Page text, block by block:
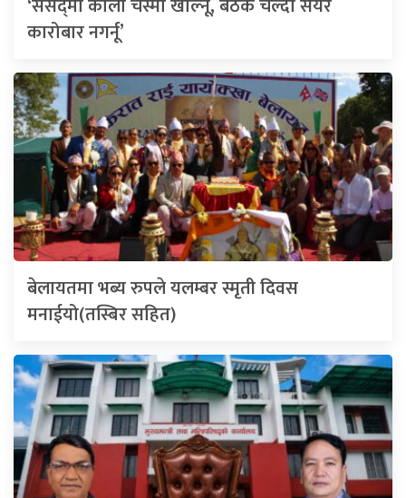
कारोबार नगर्नू’
बेलायतमा भब्य रुपले यलम्बर स्मृती दिवस
मनाईयो(तस्बिर सहित)